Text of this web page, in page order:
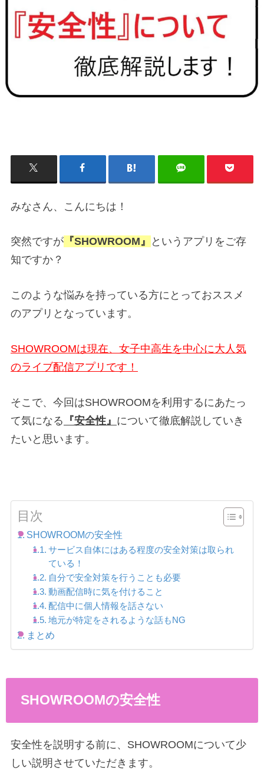
みなさん、こんにちは！
突然ですが 『SHOWROOM』
というアプリをご存
知ですか？
このような悩みを持っている方にとっておススメ
のアプリとなっています。
SHOWROOMは現在、女子中高生を中心に大人気
のライブ配信アプリです！
そこで、今回はSHOWROOMを利用するにあたっ
て気になる 『安全性』 について徹底解説していき
たいと思います。
目次
SHOWROOMの安全性
サービス自体にはある程度の安全対策は取られ
ている！
自分で安全対策を行うことも必要
動画配信時に気を付けること
配信中に個人情報を話さない
地元が特定をされるような話もNG
まとめ
SHOWROOMの安全性
安全性を説明する前に、SHOWROOMについて少
しい説明させていただきます。